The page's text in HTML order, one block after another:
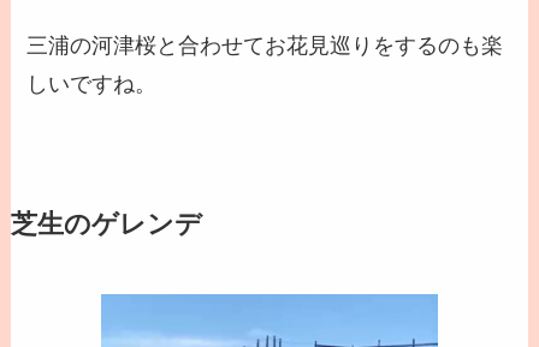
三浦の河津桜と合わせてお花見巡りをするのも楽
しいですね。
芝生のゲレンデ